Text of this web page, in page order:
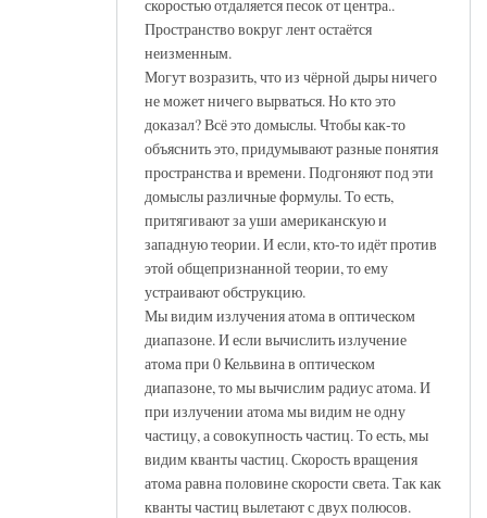
скоростью отдаляется песок от центра..
Пространство вокруг лент остаётся
неизменным.
Могут возразить, что из чёрной дыры ничего
не может ничего вырваться. Но кто это
доказал? Всё это домыслы. Чтобы как-то
объяснить это, придумывают разные понятия
пространства и времени. Подгоняют под эти
домыслы различные формулы. То есть,
притягивают за уши американскую и
западную теории. И если, кто-то идёт против
этой общепризнанной теории, то ему
устраивают обструкцию.
Мы видим излучения атома в оптическом
диапазоне. И если вычислить излучение
атома при 0 Кельвина в оптическом
диапазоне, то мы вычислим радиус атома. И
при излучении атома мы видим не одну
частицу, а совокупность частиц. То есть, мы
видим кванты частиц. Скорость вращения
атома равна половине скорости света. Так как
кванты частиц вылетают с двух полюсов.